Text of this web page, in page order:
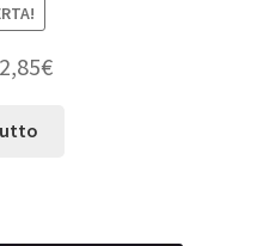
2,85€